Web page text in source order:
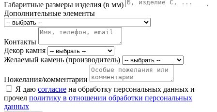
Габаритные размеры изделия (в мм)
Дополнительные элементы
Контакты
Декор камня
Желаемый камень (производитель)
Пожелания/комментарии
Я даю согласие на обработку персональных данных и
прочел политику в отношении обработки персональных
данных